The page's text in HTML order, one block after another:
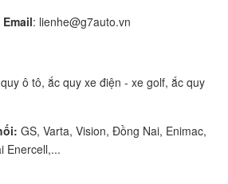
Email: lienhe@g7auto.vn
ô tô, ắc quy xe điện - xe golf, ắc quy
GS, Varta, Vision, Đồng Nai, Enimac,
Enercell,...